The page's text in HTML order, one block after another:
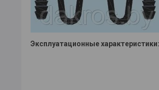
Эксплуатационные характеристики: